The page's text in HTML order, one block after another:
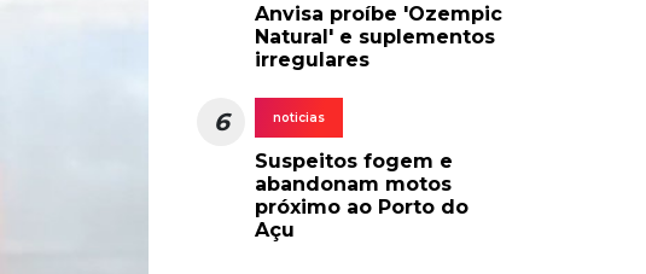
Anvisa proíbe 'Ozempic
Natural' e suplementos
irregulares
6 noticias
Suspeitos fogem e
abandonam motos
próximo ao Porto do
Açu